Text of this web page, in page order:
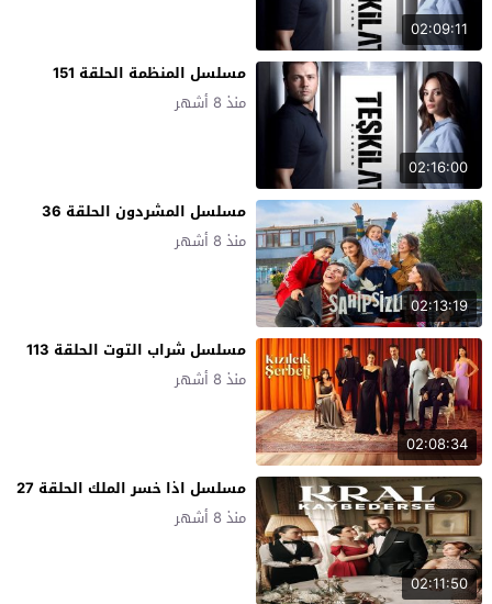
02:09:11
02:16:00
مسلسل المنظمة الحلقة 151
منذ 8 أشهر
02:13:19
مسلسل المشردون الحلقة 36
منذ 8 أشهر
02:08:34
مسلسل شراب التوت الحلقة 113
منذ 8 أشهر
02:11:50
مسلسل اذا خسر الملك الحلقة 27
منذ 8 أشهر